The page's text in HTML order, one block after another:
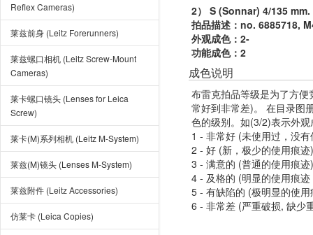
Reflex Cameras)
莱兹前身 (Leitz Forerunners)
莱兹螺口相机 (Leitz Screw-Mount
Cameras)
莱卡螺口镜头 (Lenses for Leica
Screw)
莱卡(M)系列相机 (Leitz M-System)
莱兹(M)镜头 (Lenses M-System)
莱兹附件 (Leitz Accessories)
仿莱卡 (Leica Copies)
2） S (Sonnar) 4/135 mm.
拍品描述：no. 6885718,
外观成色：2-
功能成色：2
成色说明
布雷克拍品等级是为了方
常好到非常差)。 在目录图
色的级别。如(3/2)表示外
1 - 非常好 (未使用过，没
2 - 好 (新，极少的使用痕迹)
3 - 满意的 (普通的使用痕迹)
4 - 及格的 (明显的使用痕
5 - 有缺陷的 (极明显的使
6 - 非常差 (严重破损, 缺少